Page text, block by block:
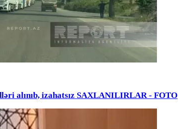
alınıb, izahatsız SAXLANILIRLAR - FOTO